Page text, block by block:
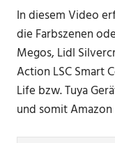
In diesem Video
die Farbszenen
Megos, Lidl
Action LSC Smart
Life bzw. Tuya
und somit